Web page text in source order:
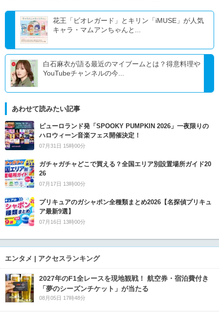
花王「ビオレガード」とキリン「iMUSE」が人気
キャラ・マムアンちゃんと...
白石麻衣が語る最近のマイブームとは？得意料理や
YouTubeチャンネルの今...
あわせて読みたい記事
ピューロランド発「SPOOKY PUMPKIN 2026」一夜限りの
ハロウィーン音楽フェス開催決定！
07月31日 15時00分
ガチャガチャどこで買える？全国エリア別設置場所ガイド20
26
07月17日 13時00分
プリキュアのガシャポン全種類まとめ2026【名探偵プリキュ
ア最新9選】
07月16日 13時00分
エンタメ | アクセスランキング
2027年のF1全レースを現地観戦！ 航空券・宿泊費付き
「夢のシーズンチケット」が当たる
08月05日 17時48分